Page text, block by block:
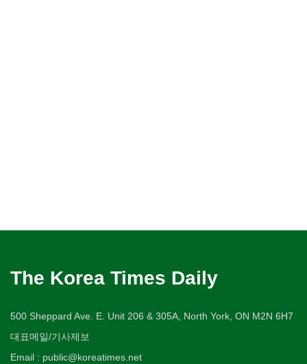
The Korea Times Daily
500 Sheppard Ave. E. Unit 206 & 305A, North York, ON M2N 6H7
대표메일/기사제보
Email : public@koreatimes.net